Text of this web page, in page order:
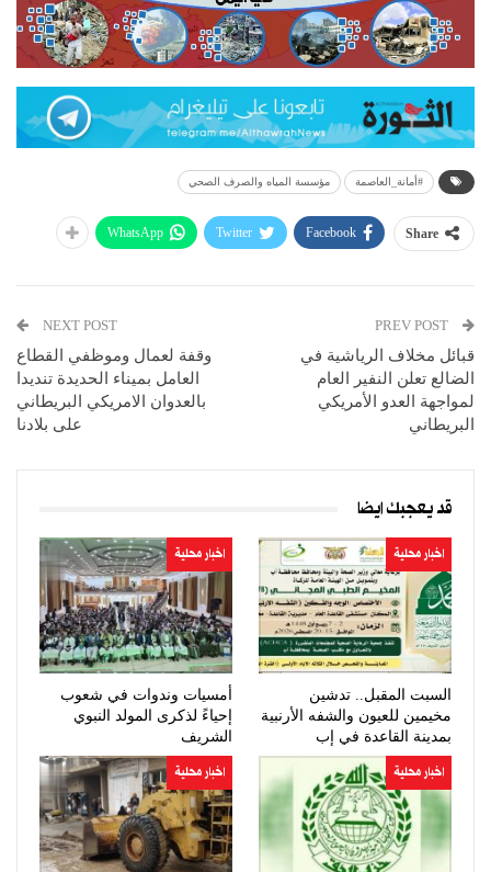
#أمانة_العاصمة مؤسسة المياه والصرف الصحي
Share
Facebook
Twitter
WhatsApp
قبائل مخلاف الرياشية في
الضالع تعلن النفير العام
لمواجهة العدو الأمريكي
البريطاني
NEXT POST
وقفة لعمال وموظفي القطاع
العامل بميناء الحديدة تنديدا
بالعدوان الامريكي البريطاني
على بلادنا
قد يعجبك ايضا
اخبار محلية
السبت المقبل.. تدشين
مخيمين للعيون والشفه الأرنبية
بمدينة القاعدة في إب
اخبار محلية
أمسيات وندوات في شعوب
إحياءً لذكرى المولد النبوي
الشريف
اخبار محلية اخبار محلية